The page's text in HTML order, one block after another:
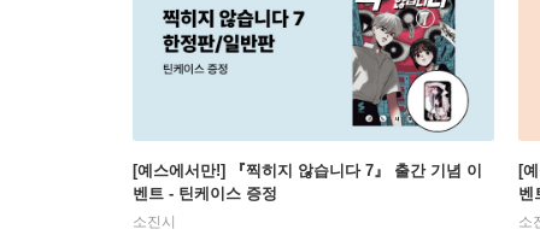
[예스에서만!] 『찍히지 않습니다 7』 출간 기념 이
벤트 - 틴케이스 증정
소진시
[
벤
소